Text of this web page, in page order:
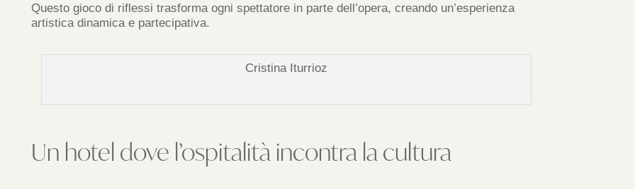
Questo gioco di riflessi trasforma ogni spettatore in parte dell’opera, creando un’esperienza
artistica dinamica e partecipativa.
Cristina Iturrioz
Un hotel dove l’ospitalità incontra la cultura